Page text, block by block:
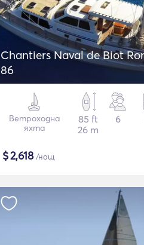
Chantiers Naval de Biot
86
Ветроходна
яхта
85 ft
26 m
6
$2,618/нощ